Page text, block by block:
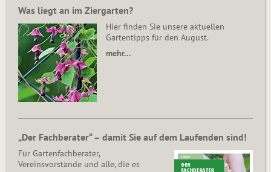
Was liegt an im Ziergarten?
Hier finden Sie unsere aktuellen
Gartentipps für den August.
mehr…
„Der Fachberater“ – damit Sie auf dem Laufenden sind!
Für Gartenfachberater,
Vereinsvorstände und alle, die es